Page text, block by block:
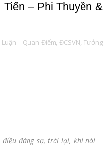
Tiến – Phi Thuyền &
Luận - Quan Điểm, ĐCSVN, Tưởng
điều đáng sợ, trái lại, khi nói